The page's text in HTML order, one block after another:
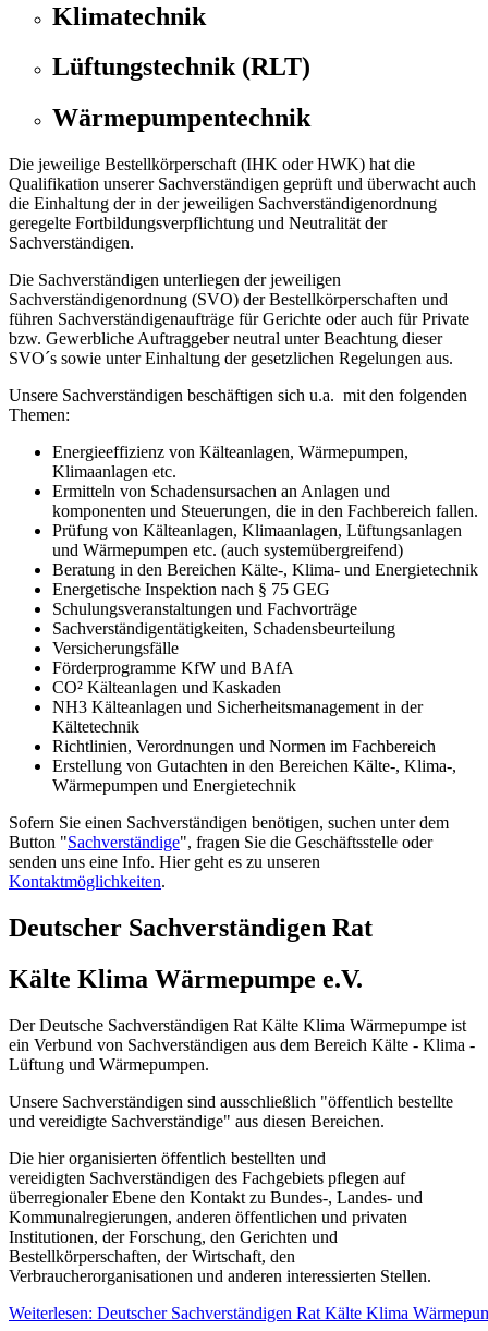
Klimatechnik
Lüftungstechnik (RLT)
Wärmepumpentechnik
Die jeweilige Bestellkörperschaft (IHK oder HWK) hat die
Qualifikation unserer Sachverständigen geprüft und überwacht auch
die Einhaltung der in der jeweiligen Sachverständigenordnung
geregelte Fortbildungsverpflichtung und Neutralität der
Sachverständigen.
Die Sachverständigen unterliegen der jeweiligen
Sachverständigenordnung (SVO) der Bestellkörperschaften und
führen Sachverständigenaufträge für Gerichte oder auch für Private
bzw. Gewerbliche Auftraggeber neutral unter Beachtung dieser
SVO´s sowie unter Einhaltung der gesetzlichen Regelungen aus.
Unsere Sachverständigen beschäftigen sich u.a. mit den folgenden
Themen:
Energieeffizienz von Kälteanlagen, Wärmepumpen,
Klimaanlagen etc.
Ermitteln von Schadensursachen an Anlagen und
komponenten und Steuerungen, die in den Fachbereich fallen.
Prüfung von Kälteanlagen, Klimaanlagen, Lüftungsanlagen
und Wärmepumpen etc. (auch systemübergreifend)
Beratung in den Bereichen Kälte-, Klima- und Energietechnik
Energetische Inspektion nach § 75 GEG
Schulungsveranstaltungen und Fachvorträge
Sachverständigentätigkeiten, Schadensbeurteilung
Versicherungsfälle
Förderprogramme KfW und BAfA
CO² Kälteanlagen und Kaskaden
NH3 Kälteanlagen und Sicherheitsmanagement in der
Kältetechnik
Richtlinien, Verordnungen und Normen im Fachbereich
Erstellung von Gutachten in den Bereichen Kälte-, Klima-,
Wärmepumpen und Energietechnik
Sofern Sie einen Sachverständigen benötigen, suchen unter dem
Button "Sachverständige", fragen Sie die Geschäftsstelle oder
senden uns eine Info. Hier geht es zu unseren
Kontaktmöglichkeiten.
Deutscher Sachverständigen Rat
Kälte Klima Wärmepumpe e.V.
Der Deutsche Sachverständigen Rat Kälte Klima Wärmepumpe ist
ein Verbund von Sachverständigen aus dem Bereich Kälte - Klima -
Lüftung und Wärmepumpen.
Unsere Sachverständigen sind ausschließlich "öffentlich bestellte
und vereidigte Sachverständige" aus diesen Bereichen.
Die hier organisierten öffentlich bestellten und
vereidigten Sachverständigen des Fachgebiets pflegen auf
überregionaler Ebene den Kontakt zu Bundes-, Landes- und
Kommunalregierungen, anderen öffentlichen und privaten
Institutionen, der Forschung, den Gerichten und
Bestellkörperschaften, der Wirtschaft, den
Verbraucherorganisationen und anderen interessierten Stellen.
Weiterlesen: Deutscher Sachverständigen Rat Kälte Klima